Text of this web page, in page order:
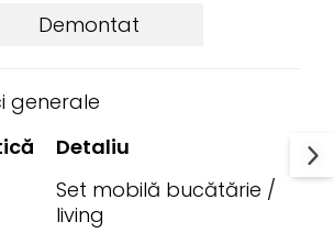
Demontat
generale
Detaliu
Set mobilă bucătărie /
living